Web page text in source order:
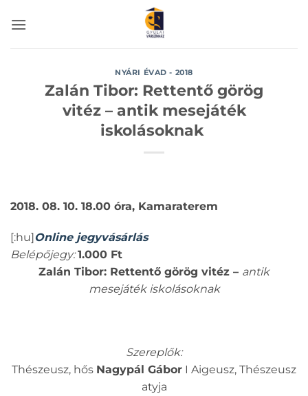
NYÁRI ÉVAD - 2018
Zalán Tibor: Rettentő görög
vitéz – antik mesejáték
iskolásoknak
2018. 08. 10. 18.00 óra, Kamaraterem
[:hu] Online jegyvásárlás
Belépőjegy:1.000 Ft
Zalán Tibor: Rettentő görög vitéz – antik
mesejáték iskolásoknak
Szereplők:
Thészeusz, hős Nagypál Gábor I Aigeusz, Thészeusz
atyja